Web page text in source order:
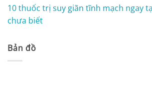
10 thuốc trị suy giãn tĩnh mạch ngay
chưa biết
Bản đồ